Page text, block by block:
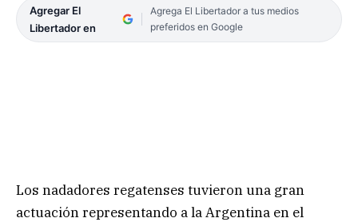
Agregar El
Libertador en
Agrega El Libertador a tus medios
preferidos en Google
Los nadadores regatenses tuvieron una gran
actuación representando a la Argentina en el